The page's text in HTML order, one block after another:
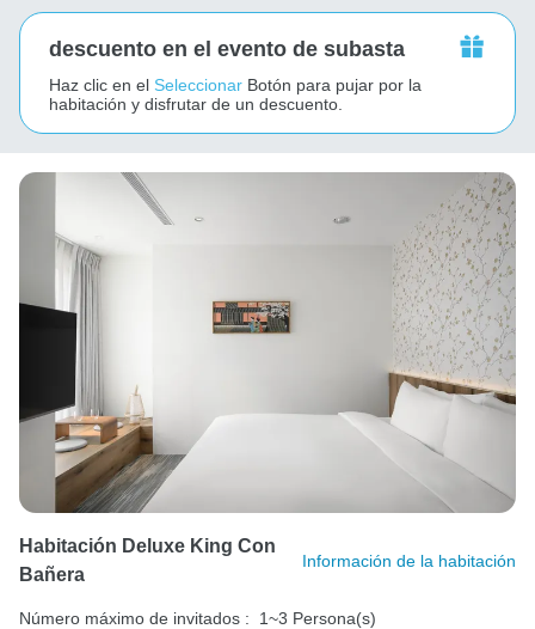
descuento en el evento de subasta
Haz clic en el Seleccionar Botón para pujar por la
habitación y disfrutar de un descuento.
Habitación Deluxe King Con
Bañera
Información de la habitación
Número máximo de invitados : 1~3 Persona(s)